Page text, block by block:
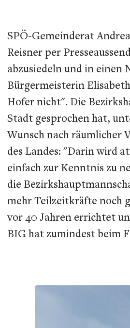
SPÖ-Gemeinderat
Reisner per
abzusiedeln und in einen
Bürgermeisterin
Hofer nicht". Die
Stadt gesprochen hat,
Wunsch nach räumlicher
des Landes: "Darin wird
einfach zur Kenntnis zu
die
mehr Teilzeitkräfte noch
vor 40 Jahren errichtet
BIG hat zumindest beim